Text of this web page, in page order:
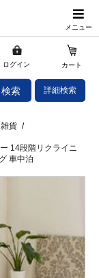
メニュー
ログイン カート
検索 詳細検索
貨 /
14段階リクライニ
車中泊